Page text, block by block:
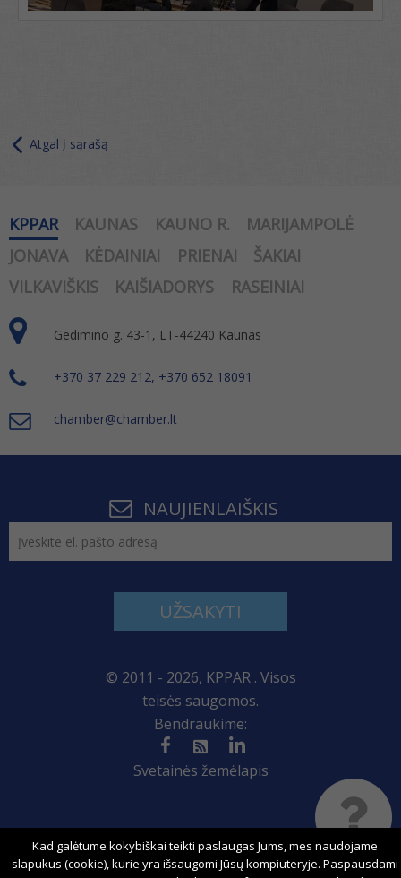
Atgal į sąrašą
KPPAR KAUNAS KAUNO R.
MARIJAMPOLĖ
JONAVA
KĖDAINIAI PRIENAI
ŠAKIAI
VILKAVIŠKIS
KAIŠIADORYS RASEINIAI
Gedimino g. 43-1, LT-44240 Kaunas
+370 37 229 212, +370 652 18091
chamber@chamber.lt
NAUJIENLAIŠKIS
UŽSAKYTI
© 2011 - 2026, KPPAR . Visos
teisės saugomos.
Bendraukime:
Svetainės žemėlapis
Sprendimas:
Kad galėtume kokybiškai teikti paslaugas Jums, mes naudojame
slapukus (cookie), kurie yra išsaugomi Jūsų kompiuteryje. Paspausdami